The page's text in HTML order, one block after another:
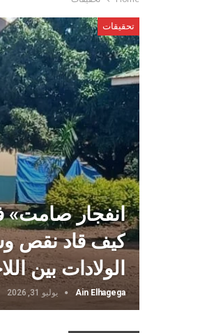
تحقيقات
انفجار صامت»
كيف قاد نقص
الولادات بين
Ain Elhagega يوليو 31, 2026